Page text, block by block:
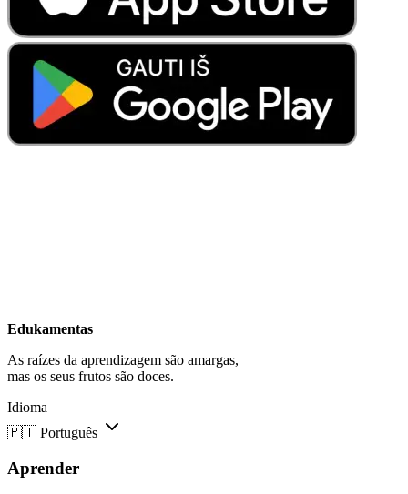
Edukamentas
As raízes da aprendizagem são amargas,
mas os seus frutos são doces.
Idioma
🇵🇹 Português
Aprender